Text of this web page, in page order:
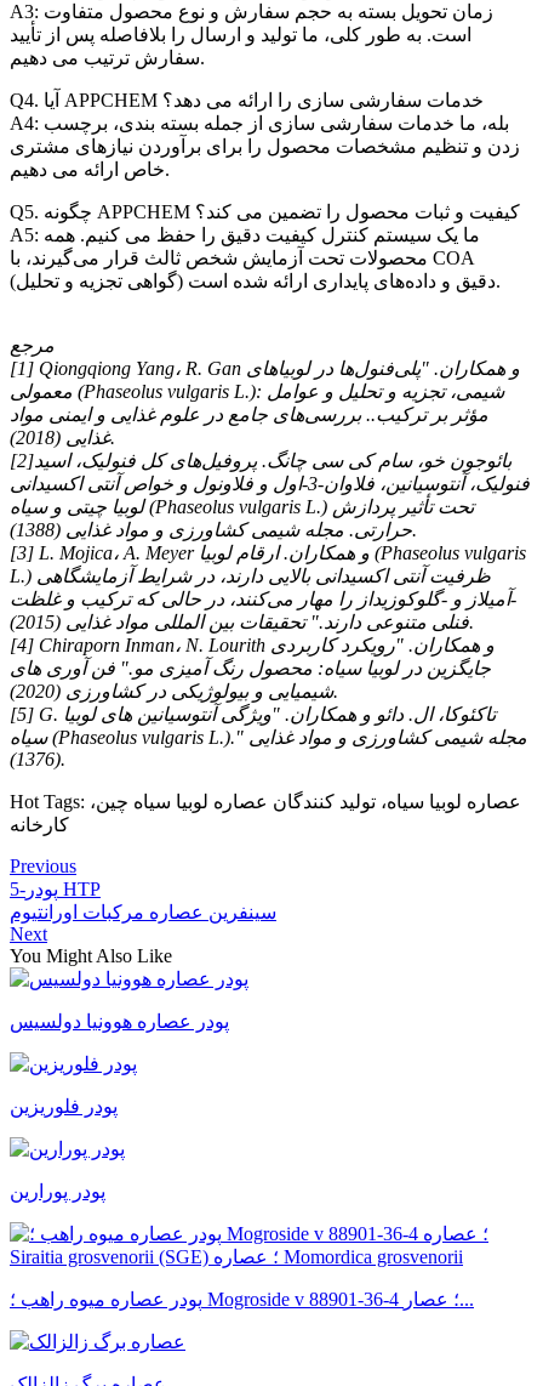
A3: زمان تحویل بسته به حجم سفارش و نوع محصول متفاوت
است. به طور کلی، ما تولید و ارسال را بلافاصله پس از تأیید
سفارش ترتیب می دهیم.
Q4. آیا APPCHEM خدمات سفارشی سازی را ارائه می دهد؟
A4: بله، ما خدمات سفارشی سازی از جمله بسته بندی، برچسب
زدن و تنظیم مشخصات محصول را برای برآوردن نیازهای مشتری
خاص ارائه می دهیم.
Q5. چگونه APPCHEM کیفیت و ثبات محصول را تضمین می کند؟
A5: ما یک سیستم کنترل کیفیت دقیق را حفظ می کنیم. همه
محصولات تحت آزمایش شخص ثالث قرار می‌گیرند، با COA
(گواهی تجزیه و تحلیل) دقیق و داده‌های پایداری ارائه شده است.
مرجع
[1] Qiongqiong Yang، R. Gan و همکاران. "پلی‌فنول‌ها در لوبیاهای
معمولی (Phaseolus vulgaris L.): شیمی، تجزیه و تحلیل و عوامل
مؤثر بر ترکیب.. بررسی‌های جامع در علوم غذایی و ایمنی مواد
غذایی (2018).
[2]بائوجون خو، سام کی سی چانگ. پروفیل‌های کل فنولیک، اسید
فنولیک، آنتوسیانین، فلاوان-3-اول و فلاونول و خواص آنتی اکسیدانی
لوبیا چیتی و سیاه (Phaseolus vulgaris L.) تحت تأثیر پردازش
حرارتی. مجله شیمی کشاورزی و مواد غذایی (1388).
[3] L. Mojica، A. Meyer و همکاران. ارقام لوبیا (Phaseolus vulgaris
L.) ظرفیت آنتی اکسیدانی بالایی دارند، در شرایط آزمایشگاهی
-آمیلاز و -گلوکوزیداز را مهار می‌کنند، در حالی که ترکیب و غلظت
فنلی متنوعی دارند." تحقیقات بین المللی مواد غذایی (2015).
[4] Chiraporn Inman، N. Lourith و همکاران. "رویکرد کاربردی
جایگزین در لوبیا سیاه: محصول رنگ آمیزی مو." فن آوری های
شیمیایی و بیولوژیکی در کشاورزی (2020).
[5] G. تاکئوکا، ال. دائو و همکاران. "ویژگی آنتوسیانین های لوبیا
سیاه (Phaseolus vulgaris L.)." مجله شیمی کشاورزی و مواد غذایی
(1376).
Hot Tags: عصاره لوبیا سیاه، تولید کنندگان عصاره لوبیا سیاه چین،
کارخانه
Previous
5-پودر HTP
سینفرین عصاره مرکبات اورانتیوم
Next
You Might Also Like
پودر عصاره هوونیا دولسیس
پودر فلوریزین
پودر پورارین
پودر عصاره میوه راهب ؛ Mogroside v 88901-36-4 ؛ عصار...